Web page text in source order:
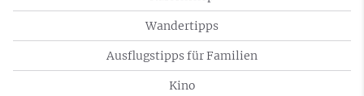
Wandertipps
Ausflugstipps für Familien
Kino